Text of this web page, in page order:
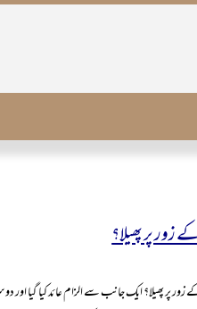
زور پر پھیلا؟
پر پھیلا؟ ایک جانب سے الزام عائد کیا گیا اور